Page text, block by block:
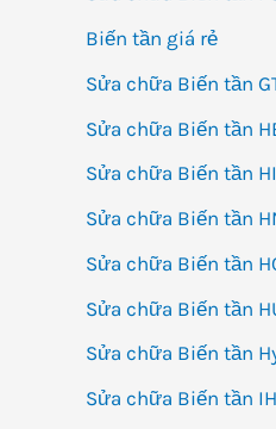
Biến tần giá rẻ
Sửa chữa Biến tần
Sửa chữa Biến tần
Sửa chữa Biến tần
Sửa chữa Biến tần
Sửa chữa Biến tần
Sửa chữa Biến tần
Sửa chữa Biến tần
Sửa chữa Biến tần